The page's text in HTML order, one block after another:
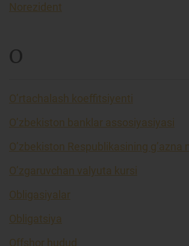
Norezident
O
O’rtachalash koeffitsiyenti
O’zbekiston banklar assosiyasiyasi
O’zbekiston Respublikasining g’azna
O’zgaruvchan valyuta kursi
Obligasiyalar
Obligatsiya
Offshor hudud